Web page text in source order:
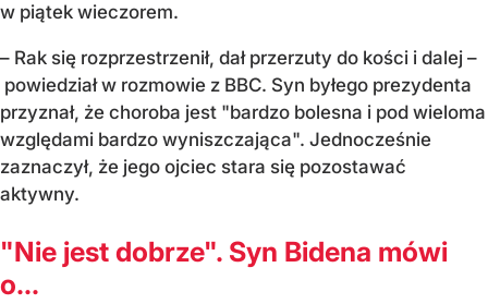
w piątek wieczorem.
– Rak się rozprzestrzenił, dał przerzuty do kości i dalej –
powiedział w rozmowie z BBC. Syn byłego prezydenta
przyznał, że choroba jest "bardzo bolesna i pod wieloma
względami bardzo wyniszczająca". Jednocześnie
zaznaczył, że jego ojciec stara się pozostawać
aktywny.
"Nie jest dobrze". Syn Bidena mówi
o...